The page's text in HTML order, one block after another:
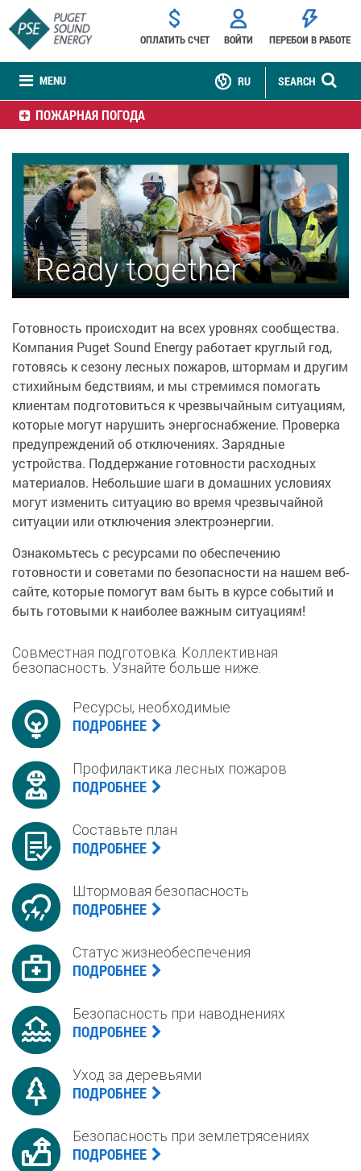
MENU
ОПЛАТИТЬ СЧЕТ ВОЙТИ ПЕРЕБОИ В РАБОТЕ
SEARCH
RU
ПОЖАРНАЯ ПОГОДА
Ready together
Готовность происходит на всех уровнях сообщества.
Компания Puget Sound Energy работает круглый год,
готовясь к сезону лесных пожаров, штормам и другим
стихийным бедствиям, и мы стремимся помогать
клиентам подготовиться к чрезвычайным ситуациям,
которые могут нарушить энергоснабжение. Проверка
предупреждений об отключениях. Зарядные
устройства. Поддержание готовности расходных
материалов. Небольшие шаги в домашних условиях
могут изменить ситуацию во время чрезвычайной
ситуации или отключения электроэнергии.
Ознакомьтесь с ресурсами по обеспечению
готовности и советами по безопасности на нашем веб-
сайте, которые помогут вам быть в курсе событий и
быть готовыми к наиболее важным ситуациям!
Совместная подготовка. Коллективная
безопасность. Узнайте больше ниже.
Ресурсы, необходимые
ПОДРОБНЕЕ
Профилактика лесных пожаров
ПОДРОБНЕЕ
Составьте план
ПОДРОБНЕЕ
Штормовая безопасность
ПОДРОБНЕЕ
Статус жизнеобеспечения
ПОДРОБНЕЕ
Безопасность при наводнениях
ПОДРОБНЕЕ
Уход за деревьями
ПОДРОБНЕЕ
Безопасность при землетрясениях
ПОДРОБНЕЕ